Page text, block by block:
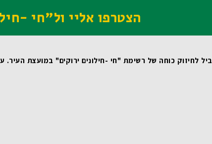
הצטרפו אליי ול"חי -
לחיזוק כוחה של רשימת "חי -חילונים ירוקים" במועצת העיר.